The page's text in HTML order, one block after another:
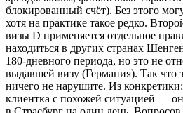
блокированный счёт). Без этого
хотя на практике такое редко.
визы D применяется отдельное
находиться в других странах
180-дневного периода, но это не
выдавшей визу (Германия). Так что
ничего не нарушите. Из
клиентка с похожей ситуацией —